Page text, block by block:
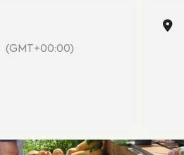
(GMT+00:00)